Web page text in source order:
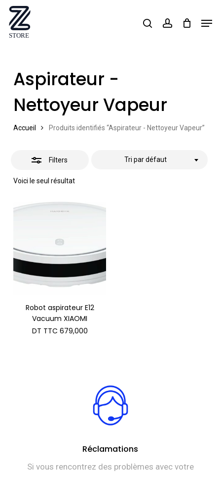
Skip
main
searchaccount
Aspirateur -
Nettoyeur Vapeur
Accueil Produits identifiés “Aspirateur - Nettoyeur Vapeur”
Filters
Voici le seul résultat
Tri par défaut
Close
Robot aspirateur E12
Vacuum XIAOMI
DT TTC 679,000
Réclamations
Si vous rencontrez des problèmes avec votre